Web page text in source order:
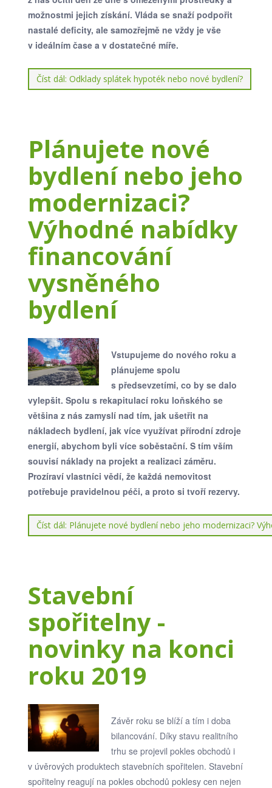
možnostmi jejich získání. Vláda se snaží podpořit
nastalé deficity, ale samozřejmě ne vždy je vše
v ideálním čase a v dostatečné míře.
Číst dál: Odklady splátek hypoték nebo nové bydlení?
Plánujete nové
bydlení nebo jeho
modernizaci?
Výhodné nabídky
financování
vysněného
bydlení
Vstupujeme do nového roku a
plánujeme spolu
s předsevzetími, co by se dalo
vylepšit. Spolu s rekapitulací roku loňského se
většina z nás zamyslí nad tím, jak ušetřit na
nákladech bydlení, jak více využívat přírodní zdroje
energií, abychom byli více soběstační. S tím vším
souvisí náklady na projekt a realizaci záměru.
Prozíraví vlastníci vědí, že každá nemovitost
potřebuje pravidelnou péči, a proto si tvoří rezervy.
Číst dál: Plánujete nové bydlení nebo jeho modernizaci?
Stavební
spořitelny -
novinky na konci
roku 2019
Závěr roku se blíží a tím i doba
bilancování. Díky stavu realitního
trhu se projevil pokles obchodů i
v úvěrových produktech stavebních spořitelen. Stavební
spořitelny reagují na pokles obchodů poklesy cen nejen